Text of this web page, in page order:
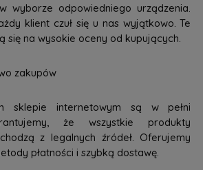
wyborze odpowiedniego urządzenia.
klient czuł się u nas wyjątkowo. Te
się na wysokie oceny od kupujących.
zakupów
sklepie internetowym są w pełni
że wszystkie produkty
z legalnych źródeł. Oferujemy
płatności i szybką dostawę.